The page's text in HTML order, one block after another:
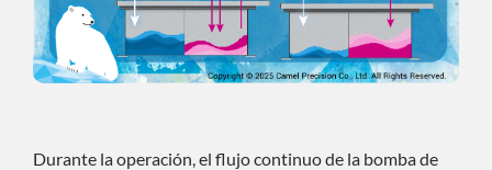
Durante la operación, el flujo continuo de la bomba de